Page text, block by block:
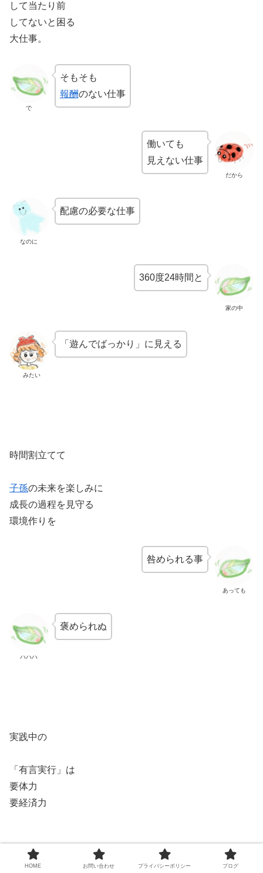
して当たり前
してないと困る
大仕事。
で
そもそも
報酬のない仕事
だから
働いても
見えない仕事
なのに
配慮の必要な仕事
家の中
360度24時間と
みたい
「遊んでばっかり」に見える
時間割立てて
子孫の未来を楽しみに
成長の過程を見守る
環境作りを
あっても
咎められる事
ハハハ
褒められぬ
実践中の
「有言実行」は
要体力
要経済力
いろいろあって
HOME お問い合わせ プライバシーポリシー ブログ